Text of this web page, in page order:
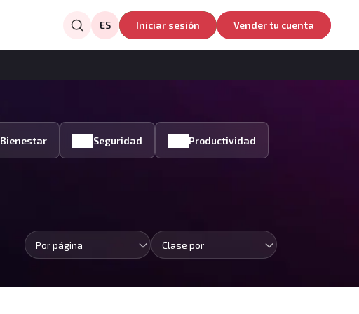
ES Iniciar sesión Vender tu cuenta
Bienestar Seguridad Productividad
Por página Clase por